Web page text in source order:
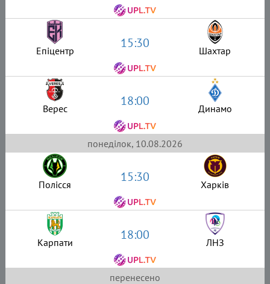
Епіцентр 15:30 Шахтар
Верес 18:00 Динамо
понеділок, 10.08.2026
Полісся 15:30 Харків
Карпати 18:00 ЛНЗ
перенесено